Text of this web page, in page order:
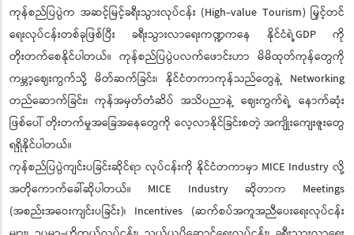
ကုန်စည်ပြပွဲက အဆင့်မြင့်ခရီးသွားလုပ်ငန်း (High-value Tourism) မြှင့်တင်
ရေးလုပ်ငန်းတစ်ခုဖြစ်ပြီး ခရီးသွားလာရေးကဏ္ဍကနေ နိုင်ငံရဲ့GDP ကို
တိုးတက်စေနိုင်ပါတယ်။ ကုန်စည်ပြပွဲပလက်ဖောင်းဟာ မိမိထုတ်ကုန်တွေကို
ကမ္ဘာ့ဈေးကွက်သို့ မိတ်ဆက်ခြင်း၊ နိုင်ငံတကာကုန်သည်တွေနဲ့ Networking
တည်ဆောက်ခြင်း၊ ကုန်အမှတ်တံဆိပ် အသိပညာနဲ့ ဈေးကွက်ရဲ့ နောက်ဆုံး
ဖြစ်ပေါ် တိုးတက်မှုအခြေအနေတွေကို လေ့လာနိုင်ခြင်းစတဲ့ အကျိုးကျေးဇူးတွေ
ရရှိနိုင်ပါတယ်။
ကုန်စည်ပြပွဲကျင်းပခြင်းဆိုင်ရာ လုပ်ငန်းကို နိုင်ငံတကာမှာ MICE Industry လို့
အတိုကောက်ခေါ်ဆိုပါတယ်။ MICE Industry ဆိုတာက Meetings
(အစည်းအဝေးကျင်းပခြင်း)၊ Incentives (ဆက်စပ်အကူအညီပေးရေးလုပ်ငန်း